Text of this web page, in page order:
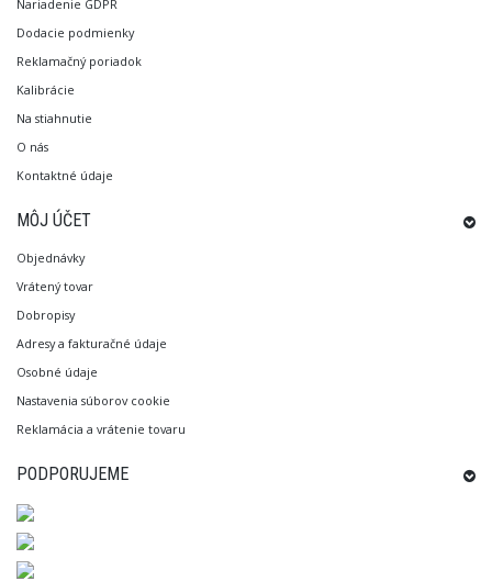
Nariadenie GDPR
Dodacie podmienky
Reklamačný poriadok
Kalibrácie
Na stiahnutie
O nás
Kontaktné údaje
MÔJ ÚČET
Objednávky
Vrátený tovar
Dobropisy
Adresy a fakturačné údaje
Osobné údaje
Nastavenia súborov cookie
Reklamácia a vrátenie tovaru
PODPORUJEME